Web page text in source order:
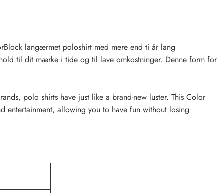
langærmet poloshirt med mere end ti år lang
til dit mærke i tide og til lave omkostninger. Denne form for
polo shirts have just like a brand-new luster. This Color
entertainment, allowing you to have fun without losing